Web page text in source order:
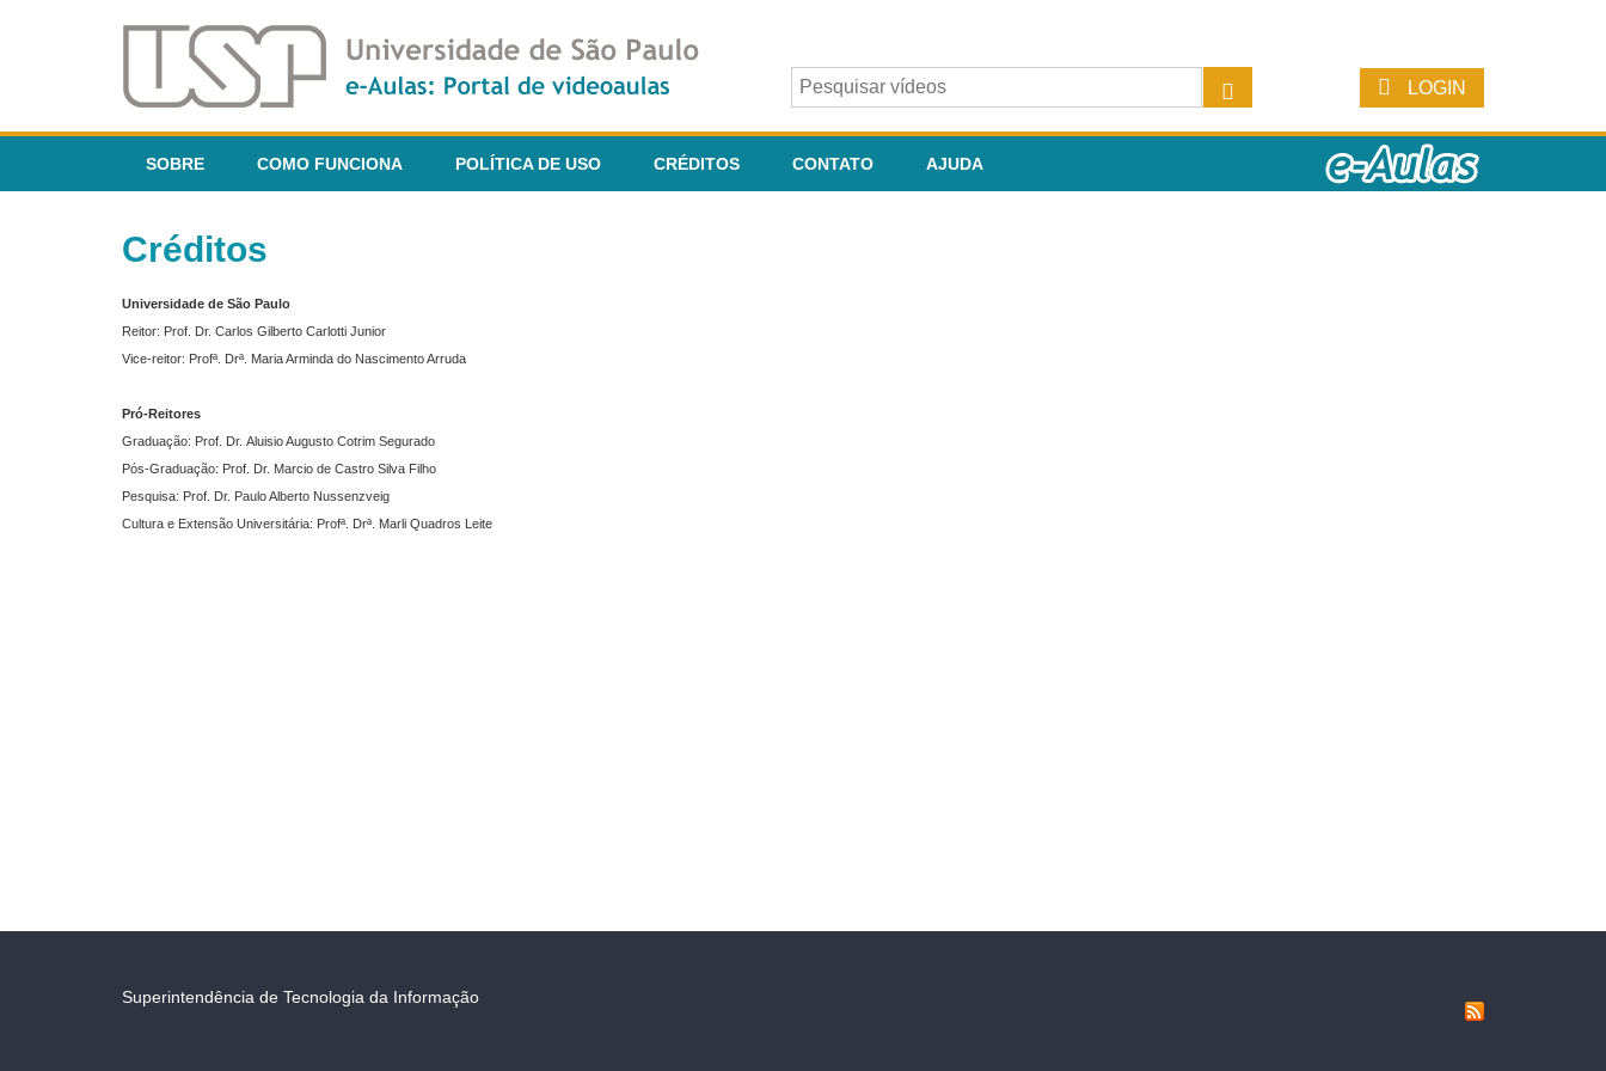
LOGIN
SOBRE COMO FUNCIONA POLÍTICA DE USO CRÉDITOS CONTATO AJUDA
Créditos
Universidade de São Paulo
Reitor: Prof. Dr. Carlos Gilberto Carlotti Junior
Vice-reitor: Profª. Drª. Maria Arminda do Nascimento Arruda
Pró-Reitores
Graduação: Prof. Dr. Aluisio Augusto Cotrim Segurado
Pós-Graduação: Prof. Dr. Marcio de Castro Silva Filho
Pesquisa: Prof. Dr. Paulo Alberto Nussenzveig
Cultura e Extensão Universitária: Profª. Drª. Marli Quadros Leite
Superintendência de Tecnologia da Informação